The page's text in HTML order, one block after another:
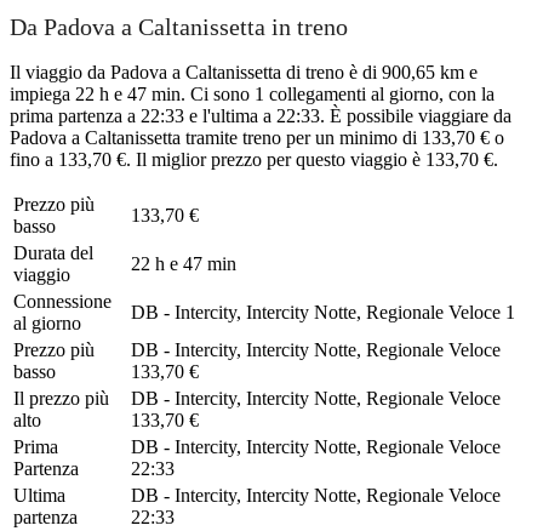
Da Padova a Caltanissetta in treno
Il viaggio da Padova a Caltanissetta di treno è di 900,65 km e
impiega 22 h e 47 min. Ci sono 1 collegamenti al giorno, con la
prima partenza a 22:33 e l'ultima a 22:33. È possibile viaggiare da
Padova a Caltanissetta tramite treno per un minimo di 133,70 € o
fino a 133,70 €. Il miglior prezzo per questo viaggio è 133,70 €.
Prezzo più
basso
133,70 €
Durata del
viaggio
22 h e 47 min
Connessione
al giorno
DB - Intercity, Intercity Notte, Regionale Veloce 1
Prezzo più
basso
DB - Intercity, Intercity Notte, Regionale Veloce
133,70 €
Il prezzo più
alto
DB - Intercity, Intercity Notte, Regionale Veloce
133,70 €
Prima
Partenza
DB - Intercity, Intercity Notte, Regionale Veloce
22:33
Ultima
partenza
DB - Intercity, Intercity Notte, Regionale Veloce
22:33